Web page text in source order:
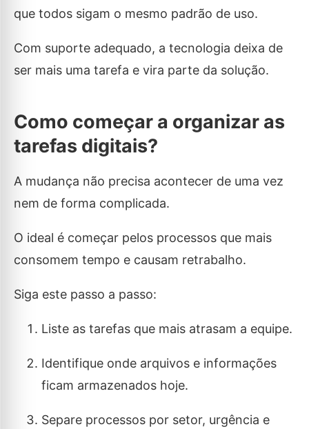
que todos sigam o mesmo padrão de uso.
Com suporte adequado, a tecnologia deixa de
ser mais uma tarefa e vira parte da solução.
Como começar a organizar as
tarefas digitais?
A mudança não precisa acontecer de uma vez
nem de forma complicada.
O ideal é começar pelos processos que mais
consomem tempo e causam retrabalho.
Siga este passo a passo:
Liste as tarefas que mais atrasam a equipe.
Identifique onde arquivos e informações
ficam armazenados hoje.
Separe processos por setor, urgência e